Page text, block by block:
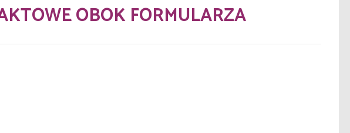
OBOK FORMULARZA